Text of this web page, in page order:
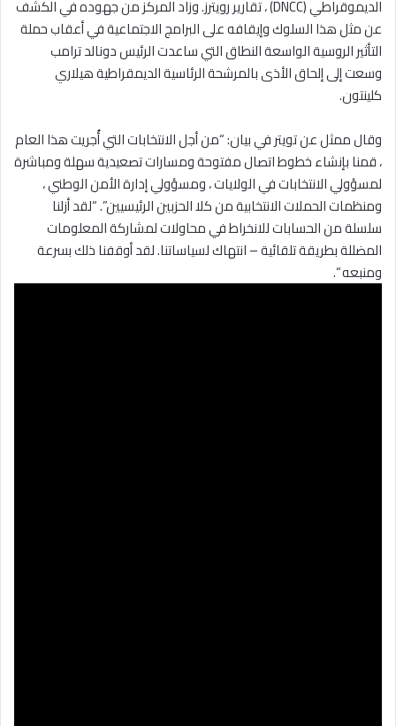
الديموقراطي (DNCC) ، تقارير رويترز. وزاد المركز من جهوده في الكشف
عن مثل هذا السلوك وإيقافه على البرامج الاجتماعية في أعقاب حملة
التأثير الروسية الواسعة النطاق التي ساعدت الرئيس دونالد ترامب
وسعت إلى إلحاق الأذى بالمرشحة الرئاسية الديمقراطية هيلاري
كلينتون.
وقال ممثل عن تويتر في بيان: “من أجل الانتخابات التي أُجريت هذا العام
، قمنا بإنشاء خطوط اتصال مفتوحة ومسارات تصعيدية سهلة ومباشرة
لمسؤولي الانتخابات في الولايات ، ومسؤولي إدارة الأمن الوطني ،
ومنظمات الحملات الانتخابية من كلا الحزبين الرئيسيين”. “لقد أزلنا
سلسلة من الحسابات للانخراط في محاولات لمشاركة المعلومات
المضللة بطريقة تلقائية – انتهاك لسياساتنا. لقد أوقفنا ذلك بسرعة
ومنبعه “.